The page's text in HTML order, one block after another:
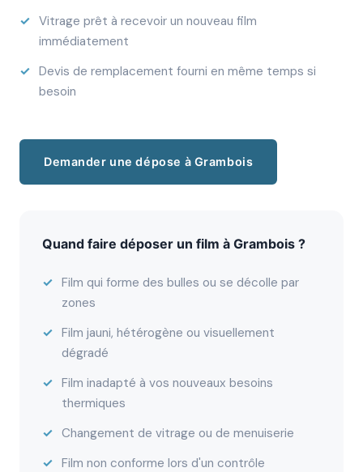
Vitrage prêt à recevoir un nouveau film
immédiatement
Devis de remplacement fourni en même temps si
besoin
Demander une dépose à Grambois
Quand faire déposer un film à Grambois ?
Film qui forme des bulles ou se décolle par
zones
Film jauni, hétérogène ou visuellement
dégradé
Film inadapté à vos nouveaux besoins
thermiques
Changement de vitrage ou de menuiserie
Film non conforme lors d'un contrôle